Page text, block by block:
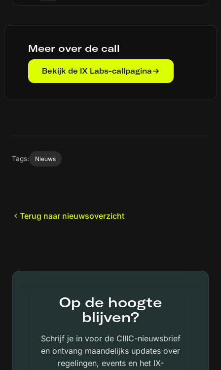
Meer over de call
Bekijk de IX Labs-callpagina
Tags: Nieuws
Terug naar nieuwsoverzicht
Op de hoogte
blijven?
Schrijf je in voor de CIIIC-nieuwsbrief
en ontvang maandelijks updates over
regelingen, events en het IX-